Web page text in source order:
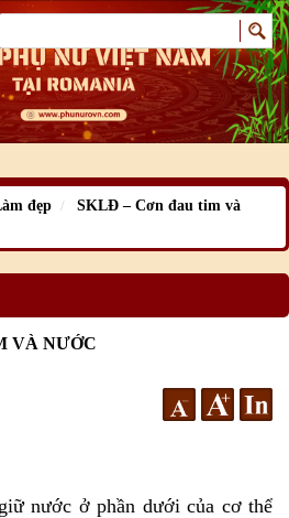
đẹp
SKLĐ – Cơn đau tim và
VÀ NƯỚC
nước ở phần dưới của cơ thể